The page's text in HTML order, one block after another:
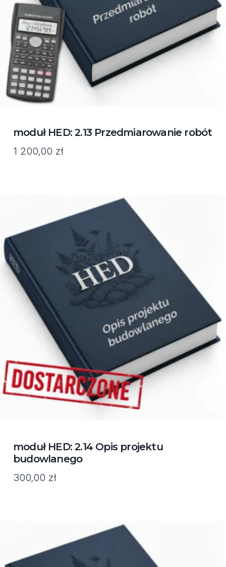
moduł HED: 2.13 Przedmiarowanie robót
1 200,00 zł
moduł HED: 2.14 Opis projektu
budowlanego
300,00 zł